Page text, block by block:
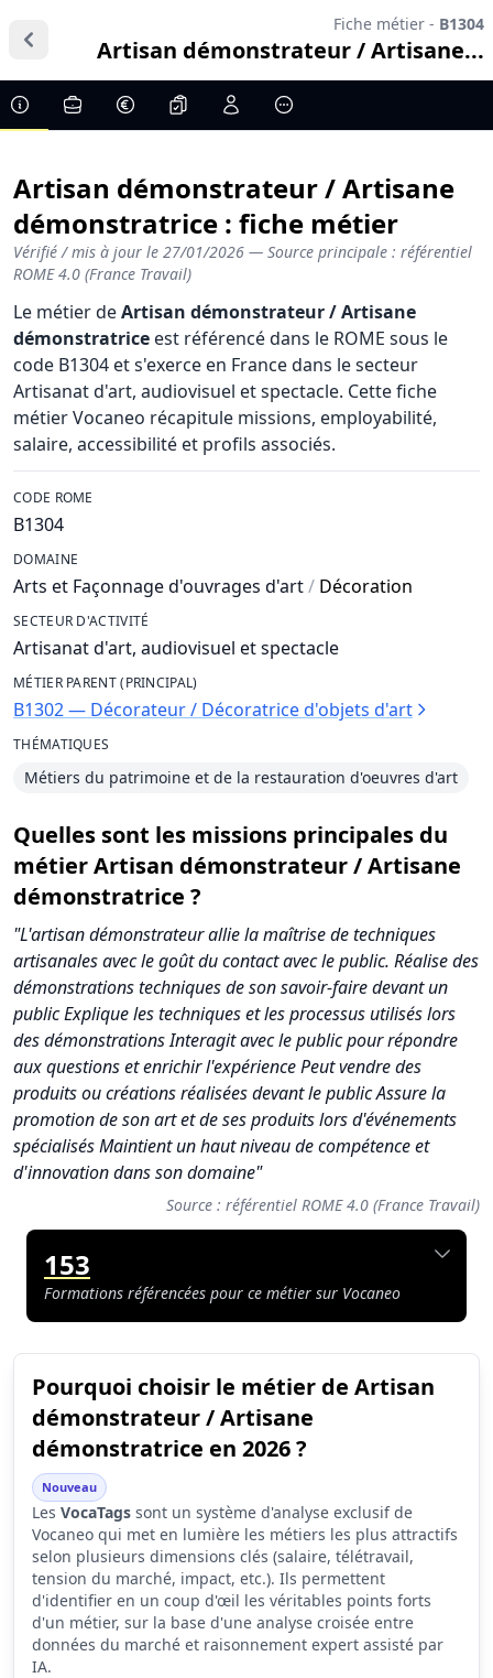
Fiche métier - B1304
Artisan démonstrateur / Artisane...
Artisan démonstrateur / Artisane
démonstratrice : fiche métier
Vérifié / mis à jour le 27/01/2026 — Source principale : référentiel
ROME 4.0 (France Travail)
Le métier deArtisan démonstrateur / Artisane
démonstratrice est référencé dans le ROME sous le
code B1304 et s'exerce en France dans le secteur
Artisanat d'art, audiovisuel et spectacle. Cette fiche
métier Vocaneo récapitule missions, employabilité,
salaire, accessibilité et profils associés.
CODE ROME
B1304
DOMAINE
Arts et Façonnage d'ouvrages d'art/ Décoration
SECTEUR D'ACTIVITÉ
Artisanat d'art, audiovisuel et spectacle
MÉTIER PARENT (PRINCIPAL)
B1302 — Décorateur / Décoratrice d'objets d'art
THÉMATIQUES
Métiers du patrimoine et de la restauration d'oeuvres d'art
Quelles sont les missions principales du
métier Artisan démonstrateur / Artisane
démonstratrice ?
"L'artisan démonstrateur allie la maîtrise de techniques
artisanales avec le goût du contact avec le public. Réalise des
démonstrations techniques de son savoir-faire devant un
public Explique les techniques et les processus utilisés lors
des démonstrations Interagit avec le public pour répondre
aux questions et enrichir l'expérience Peut vendre des
produits ou créations réalisées devant le public Assure la
promotion de son art et de ses produits lors d'événements
spécialisés Maintient un haut niveau de compétence et
d'innovation dans son domaine"
Source : référentiel ROME 4.0 (France Travail)
153
Formations référencées pour ce métier sur Vocaneo
Pourquoi choisir le métier de Artisan
démonstrateur / Artisane
démonstratrice en 2026 ?
Nouveau
Les VocaTags sont un système d'analyse exclusif de
Vocaneo qui met en lumière les métiers les plus attractifs
selon plusieurs dimensions clés (salaire, télétravail,
tension du marché, impact, etc.). Ils permettent
d'identifier en un coup d'œil les véritables points forts
d'un métier, sur la base d'une analyse croisée entre
données du marché et raisonnement expert assisté par
IA.
Synthèse des scores du métier Artisan démonstrateur /
Indicateur
Tension du marché
4.0
Salaire
2.1
Conditions de travail
6.3